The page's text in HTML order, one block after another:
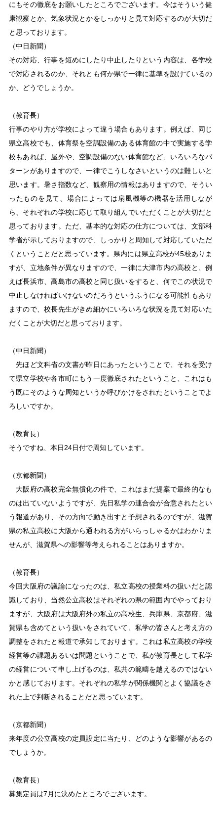
にもその徹底をお願いしたところでございます。今はそういう健
康観察とか、気象状況とかをしっかりと見て対応するのが大切だ
と思っております。
（中日新聞）
その対応、行事を短めにしたり中止したりという内容は、各学校
で対応されるのか、それとも何か県で一律に基準を設けているの
か、どうでしょうか。
（教育長）
行事のやり方が学校によって違う場合もあります。例えば、同じ
県立高校でも、体育祭を空調設備のある体育館の中で実施する学
校もあれば、屋外や、空調設備のない体育館など、いろいろなパ
ターンがありますので、一律でこうしなさいというのは難しいと
思います。暑さ指数など、観察用の情報はありますので、そうい
ったものを見て、場合によっては扇風機等の機器を活用しなが
ら、それぞれの学校に応じて取り組んでいただくことが大切だと
思っております。ただ、基本的な対応の仕方については、文部科
学省が示しておりますので、しっかりと周知して対応していただ
くということだと思っています。県内には県立高校が45校ありま
すが、立地条件が異なりますので、一律に大津市内の高校と、例
えば長浜市、高島市の高校と同じ扱いをすると、何でこの状況で
中止しなければいけないのだろうというふうになる可能性もあり
ますので、校長先生がきめ細かにいろいろな状況を見て対応いた
だくことが大切だと思っております。
（中日新聞）
先ほど文科省の文書が昨日にあったということで、それを受け
て県立学校や各市町にもう一度徹底されたということ、これはも
う既にそのような周知というか呼びかけをされたということでよ
ろしいですか。
（教育長）
そうですね、本日24日付で周知しています。
（京都新聞）
大阪府の高校完全無償化の件で、これはまだ提案で最終的なも
のは出ていないようですが、先日私学の連合会が合意されたとい
う報道があり、その方向で動き出すと予想されるのですが、滋賀
県の私立高校に大阪から通われる方がいらっしゃるかはわかりま
せんが、滋賀県への影響等考えられることはありますか。
（教育長）
今回大阪府の議論になったのは、私立高校の授業料の扱いだと認
識しており、当然公立高校はそれぞれの県の範囲内でやっており
ますが、大阪府は大阪府外の私立の高校生、兵庫県、京都府、滋
賀県も含めてという扱いをされていて、私学の皆さんと考え方の
調整をされたと報道で承知しております。これは私立高校の学校
経営等の課題あるいは問題ということで、私が教育長として私学
の経営について申し上げるのは、私共の範疇を越えるのではない
かと感じております。それぞれの私学が関係機関とよく協議をさ
れた上で判断されることだと思っています。
（京都新聞）
来年度の公立高校の定員設定に当たり、どのような影響があるの
でしょうか。
（教育長）
募集定員は7月に決めたところでございます。